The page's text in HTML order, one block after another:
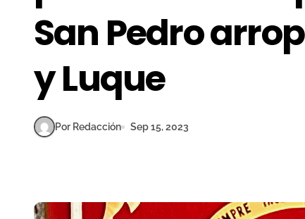
San Pedro
y Luque
Por Redacción Sep 15, 2023